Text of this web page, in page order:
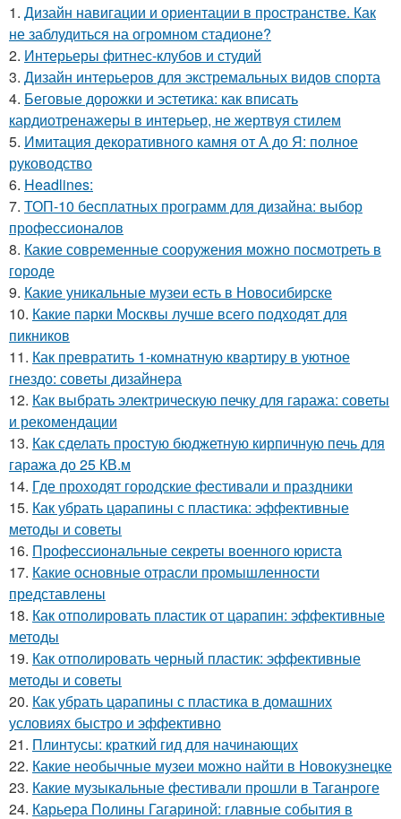
1. Дизайн навигации и ориентации в пространстве. Как
не заблудиться на огромном стадионе?
2. Интерьеры фитнес-клубов и студий
3. Дизайн интерьеров для экстремальных видов спорта
4. Беговые дорожки и эстетика: как вписать
кардиотренажеры в интерьер, не жертвуя стилем
5. Имитация декоративного камня от А до Я: полное
руководство
6. Headlines:
7. ТОП-10 бесплатных программ для дизайна: выбор
профессионалов
8. Какие современные сооружения можно посмотреть в
городе
9. Какие уникальные музеи есть в Новосибирске
10. Какие парки Москвы лучше всего подходят для
пикников
11. Как превратить 1-комнатную квартиру в уютное
гнездо: советы дизайнера
12. Как выбрать электрическую печку для гаража: советы
и рекомендации
13. Как сделать простую бюджетную кирпичную печь для
гаража до 25 КВ.м
14. Где проходят городские фестивали и праздники
15. Как убрать царапины с пластика: эффективные
методы и советы
16. Профессиональные секреты военного юриста
17. Какие основные отрасли промышленности
представлены
18. Как отполировать пластик от царапин: эффективные
методы
19. Как отполировать черный пластик: эффективные
методы и советы
20. Как убрать царапины с пластика в домашних
условиях быстро и эффективно
21. Плинтусы: краткий гид для начинающих
22. Какие необычные музеи можно найти в Новокузнецке
23. Какие музыкальные фестивали прошли в Таганроге
24. Карьера Полины Гагариной: главные события в